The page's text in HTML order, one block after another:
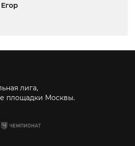
лига,
площадки Москвы.